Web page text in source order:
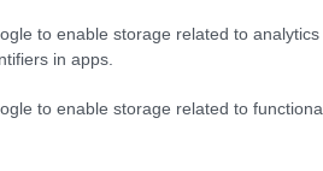
to enable storage related to
in apps.
to enable storage related to